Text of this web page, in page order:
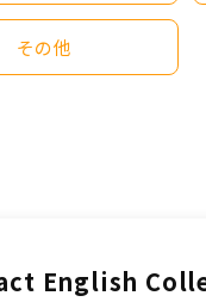
その他
English